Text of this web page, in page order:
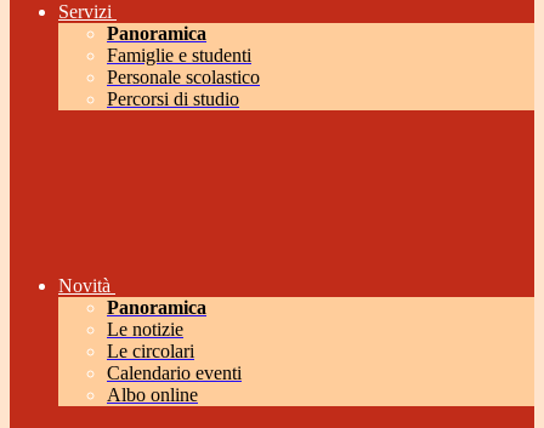
Servizi
Panoramica
Famiglie e studenti
Personale scolastico
Percorsi di studio
Novità
Panoramica
Le notizie
Le circolari
Calendario eventi
Albo online